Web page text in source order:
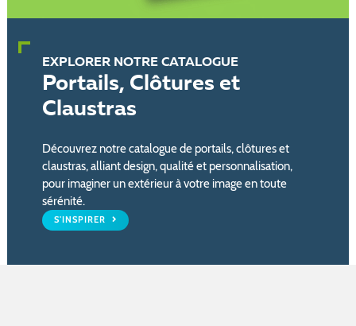
EXPLORER NOTRE CATALOGUE
Portails, Clôtures et
Claustras
Découvrez notre catalogue de portails, clôtures et
claustras, alliant design, qualité et personnalisation,
pour imaginer un extérieur à votre image en toute
sérénité.
S'INSPIRER